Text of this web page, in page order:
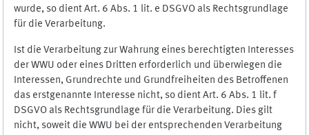
wurde, so dient Art. 6 Abs. 1 lit. e DSGVO als Rechtsgrundlage
für die Verarbeitung.
Ist die Verarbeitung zur Wahrung eines berechtigten Interesses
der WWU oder eines Dritten erforderlich und überwiegen die
Interessen, Grundrechte und Grundfreiheiten des Betroffenen
das erstgenannte Interesse nicht, so dient Art. 6 Abs. 1 lit. f
DSGVO als Rechtsgrundlage für die Verarbeitung. Dies gilt
nicht, soweit die WWU bei der entsprechenden Verarbeitung